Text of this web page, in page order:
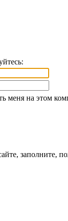
меня на этом
заполните,